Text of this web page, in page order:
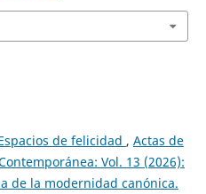
de felicidad , Actas de
Vol. 13 (2026):
de la modernidad canónica.